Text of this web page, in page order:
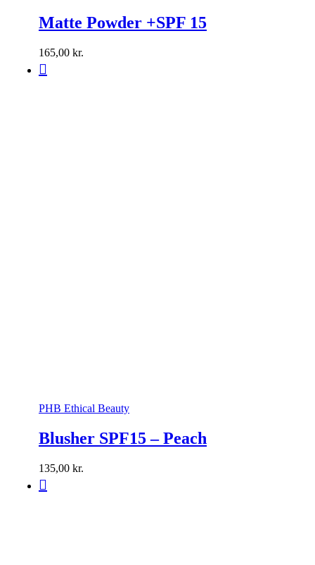
Matte Powder +SPF 15
165,00 kr.
PHB Ethical Beauty
Blusher SPF15 – Peach
135,00 kr.